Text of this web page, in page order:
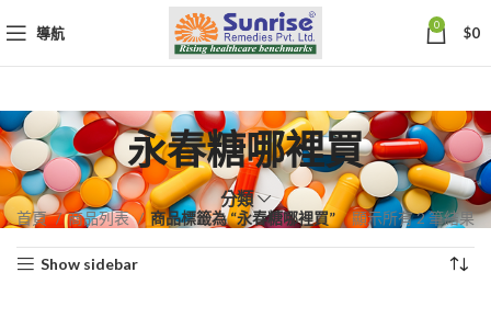
導航 0 $0
永春糖哪裡買
分類
首頁 商品列表 商品標籤為 “永春糖哪裡買” 顯示所有 2 筆結果依
Show sidebar